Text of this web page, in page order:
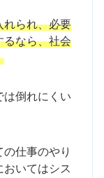
れられ、必要
るなら、社会
は倒れにくい
仕事のやり
いてはシス